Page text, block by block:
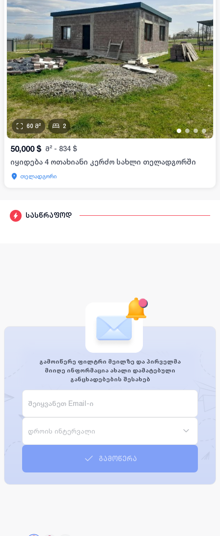
სასწრაფოდ
••••
60 მ² 2
50,000 $ მ² - 834 $
იყიდება 4 ოთახიანი კერძო სახლი თელადგორში
თელადგორი
გამოიწერე ფილტრი მეილზე და პირველმა
მიიღე ინფორმაცია ახალი დამატებული
განცხადებების შესახებ
დროის ინტერვალი
გამოწერა